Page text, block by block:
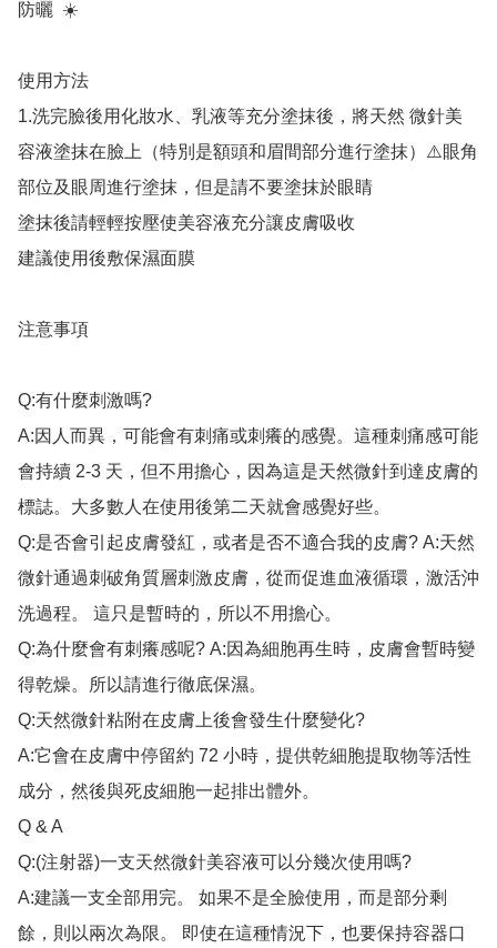
防曬  ☀️
使用方法
1.洗完臉後用化妝水、乳液等充分塗抹後，將天然 微針美
容液塗抹在臉上（特別是額頭和眉間部分進行塗抹）⚠️眼角
部位及眼周進行塗抹，但是請不要塗抹於眼睛
塗抹後請輕輕按壓使美容液充分讓皮膚吸收
建議使用後敷保濕面膜
注意事項
Q:有什麼刺激嗎?
A:因人而異，可能會有刺痛或刺癢的感覺。這種刺痛感可能
會持續 2-3 天，但不用擔心，因為這是天然微針到達皮膚的
標誌。大多數人在使用後第二天就會感覺好些。
Q:是否會引起皮膚發紅，或者是否不適合我的皮膚? A:天然
微針通過刺破角質層刺激皮膚，從而促進血液循環，激活沖
洗過程。 這只是暫時的，所以不用擔心。
Q:為什麼會有刺癢感呢? A:因為細胞再生時，皮膚會暫時變
得乾燥。所以請進行徹底保濕。
Q:天然微針粘附在皮膚上後會發生什麼變化?
A:它會在皮膚中停留約 72 小時，提供乾細胞提取物等活性
成分，然後與死皮細胞一起排出體外。
Q & A
Q:(注射器)一支天然微針美容液可以分幾次使用嗎?
A:建議一支全部用完。 如果不是全臉使用，而是部分剩
餘，則以兩次為限。 即使在這種情況下，也要保持容器口